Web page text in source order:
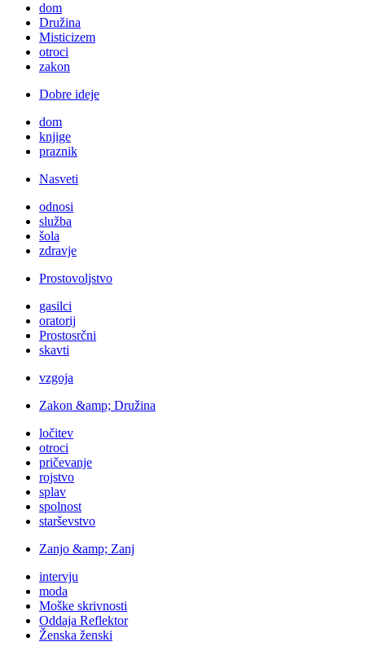
dom
Družina
Misticizem
otroci
zakon
Dobre ideje
dom
knjige
praznik
Nasveti
odnosi
služba
šola
zdravje
Prostovoljstvo
gasilci
oratorij
Prostosrčni
skavti
vzgoja
Zakon &amp; Družina
ločitev
otroci
pričevanje
rojstvo
splav
spolnost
starševstvo
Zanjo &amp; Zanj
intervju
moda
Moške skrivnosti
Oddaja Reflektor
Ženska ženski